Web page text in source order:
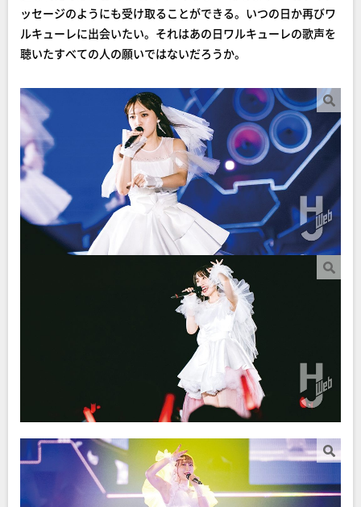
ッセージのようにも受け取ることができる。いつの日か再びワ
ルキューレに出会いたい。それはあの日ワルキューレの歌声を
聴いたすべての人の願いではないだろうか。